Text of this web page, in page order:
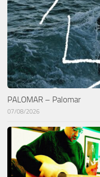
PALOMAR – Palomar
07/08/2026